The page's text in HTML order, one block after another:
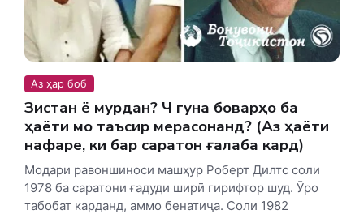
Аз ҳар боб
Зистан ё мурдан? Чӣ гуна боварҳо ба
ҳаёти мо таъсир мерасонанд? (Аз ҳаёти
нафаре, ки бар саратон ғалаба кард)
Модари равоншиноси машҳур Роберт Дилтс соли
1978 ба саратони ғадуди ширӣ гирифтор шуд. Ӯро
табобат карданд, аммо бенатиҷа. Соли 1982